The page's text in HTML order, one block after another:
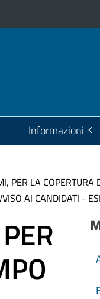
Informazioni
PER LA
AI CANDIDATI -